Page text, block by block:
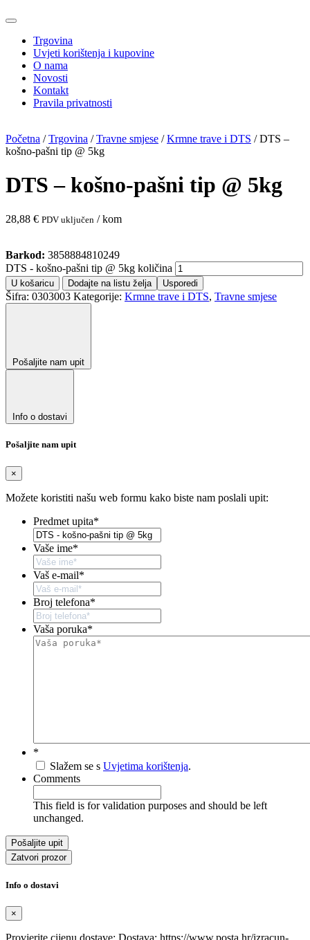
Trgovina
Uvjeti korištenja i kupovine
O nama
Novosti
Kontakt
Pravila privatnosti
Početna /Trgovina /Travne smjese /Krmne trave i DTS / DTS –
košno-pašni tip @ 5kg
DTS – košno-pašni tip @ 5kg
28,88 € PDV uključen / kom
Barkod: 3858884810249
DTS - košno-pašni tip @ 5kg količina
U košaricu Dodajte na listu želja Usporedi
Šifra: 0303003 Kategorije: Krmne trave i DTS, Travne smjese
Pošaljite nam upit
Info o dostavi
Pošaljite nam upit
×
Možete koristiti našu web formu kako biste nam poslali upit:
Predmet upita*
Vaše ime*
Vaš e-mail*
Broj telefona*
Vaša poruka*
*
Slažem se s Uvjetima korištenja.
Comments
This field is for validation purposes and should be left
unchanged.
Zatvori prozor
Info o dostavi
×
Provjerite cijenu dostave: Dostava: https://www.posta.hr/izracun-